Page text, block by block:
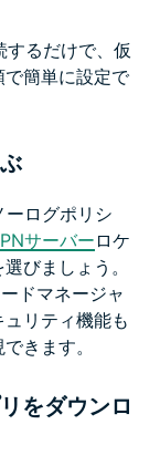
するだけで、仮
簡単に設定で
ログポリシ
サーバーロケ
びましょう。
ドマネージャ
リティ機能も
きます。
をダウンロ